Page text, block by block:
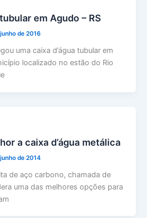
em Agudo – RS
de 2016
uma caixa d’água tubular em
localizado no estão do Rio
a caixa d’água metálica
de 2014
de aço carbono, chamada de
uma das melhores opções para